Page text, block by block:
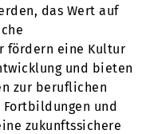
das Wert auf
fördern eine Kultur
und bieten
zur beruflichen
und
zukunftssichere